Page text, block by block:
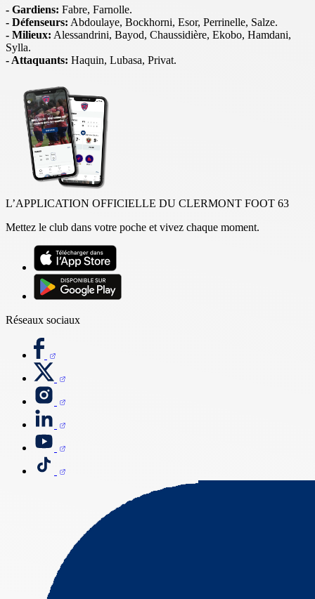
- Gardiens: Fabre, Farnolle.
- Défenseurs: Abdoulaye, Bockhorni, Esor, Perrinelle, Salze.
- Milieux: Alessandrini, Bayod, Chaussidière, Ekobo, Hamdani,
Sylla.
- Attaquants: Haquin, Lubasa, Privat.
L’APPLICATION OFFICIELLE DU CLERMONT FOOT 63
Mettez le club dans votre poche et vivez chaque moment.
Réseaux sociaux